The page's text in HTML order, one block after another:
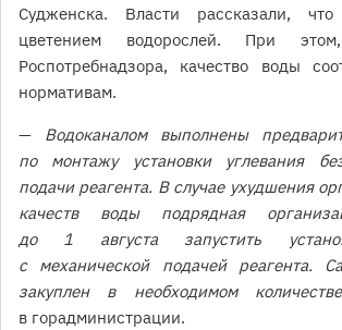
Судженска. Власти рассказали,
цветением водорослей. При
Роспотребнадзора, качество воды
нормативам.
— Водоканалом выполнены
по монтажу установки углевания
подачи реагента. В случае ухудшения
качеств воды подрядная
до 1 августа запустить
с механической подачей реагента.
закуплен в необходимом
в горадминистрации.